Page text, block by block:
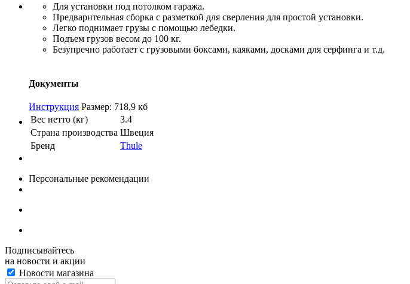
Для установки под потолком гаража.
Предварительная сборка с разметкой для сверления для простой установки.
Легко поднимает грузы с помощью лебедки.
Подъем грузов весом до 100 кг.
Безупречно работает с грузовыми боксами, каяками, досками для серфинга и т.д.
Документы
Инструкция Размер: 718,9 кб
Вес нетто (кг)
3.4
Страна производства Швеция
Бренд
Thule
Персональные рекомендации
Подписывайтесь
на новости и акции
Новости магазина